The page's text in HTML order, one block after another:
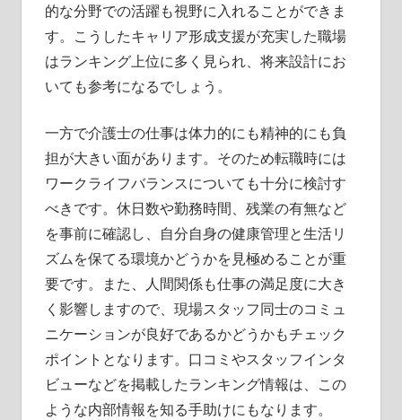
的な分野での活躍も視野に入れることができま
す。こうしたキャリア形成支援が充実した職場
はランキング上位に多く見られ、将来設計にお
いても参考になるでしょう。
一方で介護士の仕事は体力的にも精神的にも負
担が大きい面があります。そのため転職時には
ワークライフバランスについても十分に検討す
べきです。休日数や勤務時間、残業の有無など
を事前に確認し、自分自身の健康管理と生活リ
ズムを保てる環境かどうかを見極めることが重
要です。また、人間関係も仕事の満足度に大き
く影響しますので、現場スタッフ同士のコミュ
ニケーションが良好であるかどうかもチェック
ポイントとなります。口コミやスタッフインタ
ビューなどを掲載したランキング情報は、この
ような内部情報を知る手助けにもなります。